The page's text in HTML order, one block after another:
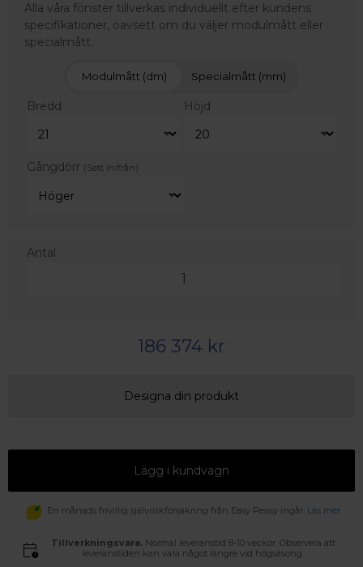
Alla våra fönster tillverkas individuellt efter kundens
specifikationer, oavsett om du väljer modulmått eller
specialmått.
Modulmått (dm) Specialmått (mm)
Bredd Höjd
Gångdörr (Sett inifrån)
Antal
186 374 kr
Designa din produkt
Lägg i kundvagn
En månads frivillig självriskförsäkring från Easy Peasy ingår. Läs mer
Tillverkningsvara. Normal leveranstid 8-10 veckor. Observera att
leveranstiden kan vara något längre vid högsäsong.